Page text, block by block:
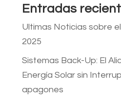
Entradas
Ultimas Noticias sobre
2025
Sistemas Back-Up: El
Energía Solar sin
apagones